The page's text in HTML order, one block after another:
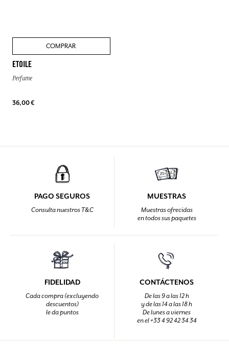
COMPRAR
ETOILE
Perfume
36,00 €
PAGO SEGUROS
Consulta nuestros T&C
MUESTRAS
Muestras ofrecidas
en todos sus paquetes
FIDELIDAD
Cada compra (excluyendo
descuentos)
le da puntos
CONTÁCTENOS
De las 9 a las 12 h
y de las 14 a las 18 h
De lunes a viernes
en el +33 4 92 42 34 34